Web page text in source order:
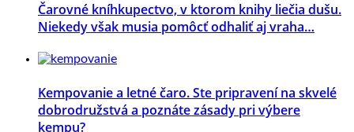
Čarovné kníhkupectvo, v ktorom knihy liečia dušu.
Niekedy však musia pomôcť odhaliť aj vraha…
Kempovanie a letné čaro. Ste pripravení na skvelé
dobrodružstvá a poznáte zásady pri výbere
kempu?